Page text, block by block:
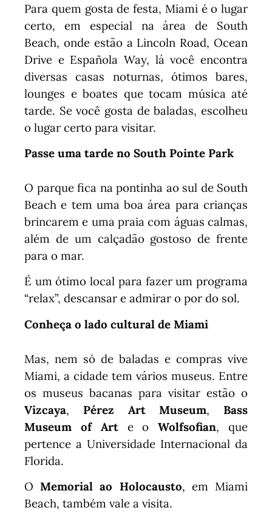
Para quem gosta de festa, Miami é o lugar
certo, em especial na área de South
Beach, onde estão a Lincoln Road, Ocean
Drive e Española Way, lá você encontra
diversas casas noturnas, ótimos bares,
lounges e boates que tocam música até
tarde. Se você gosta de baladas, escolheu
o lugar certo para visitar.
Passe uma tarde no South Pointe Park
O parque fica na pontinha ao sul de South
Beach e tem uma boa área para crianças
brincarem e uma praia com águas calmas,
além de um calçadão gostoso de frente
para o mar.
É um ótimo local para fazer um programa
“relax”, descansar e admirar o por do sol.
Conheça o lado cultural de Miami
Mas, nem só de baladas e compras vive
Miami, a cidade tem vários museus. Entre
os museus bacanas para visitar estão o
Vizcaya, Pérez Art Museum, Bass
Museum of Arte oWolfsofian, que
pertence a Universidade Internacional da
Florida.
OMemorial ao Holocausto, em Miami
Beach, também vale a visita.